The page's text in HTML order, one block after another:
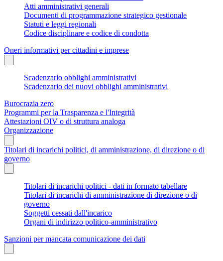
Atti amministrativi generali
Documenti di programmazione strategico gestionale
Statuti e leggi regionali
Codice disciplinare e codice di condotta
Oneri informativi per cittadini e imprese
Scadenzario obblighi amministrativi
Scadenzario dei nuovi obblighi amministrativi
Burocrazia zero
Programmi per la Trasparenza e l'Integrità
Attestazioni OIV o di struttura analoga
Organizzazione
Titolari di incarichi politici, di amministrazione, di direzione o di
governo
Titolari di incarichi politici - dati in formato tabellare
Titolari di incarichi di amministrazione di direzione o di
governo
Soggetti cessati dall'incarico
Organi di indirizzo politico-amministrativo
Sanzioni per mancata comunicazione dei dati